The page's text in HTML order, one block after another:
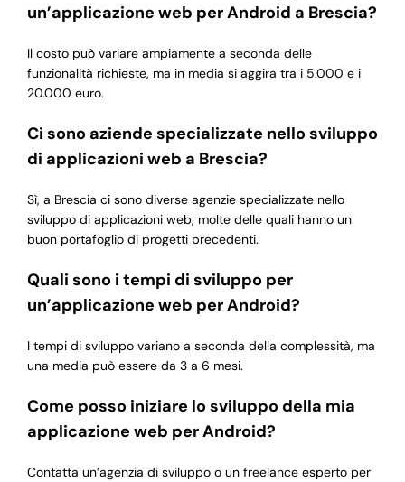
un’applicazione web per Android a Brescia?
Il costo può variare ampiamente a seconda delle
funzionalità richieste, ma in media si aggira tra i 5.000 e i
20.000 euro.
Ci sono aziende specializzate nello sviluppo
di applicazioni web a Brescia?
Sì, a Brescia ci sono diverse agenzie specializzate nello
sviluppo di applicazioni web, molte delle quali hanno un
buon portafoglio di progetti precedenti.
Quali sono i tempi di sviluppo per
un’applicazione web per Android?
I tempi di sviluppo variano a seconda della complessità, ma
una media può essere da 3 a 6 mesi.
Come posso iniziare lo sviluppo della mia
applicazione web per Android?
Contatta un’agenzia di sviluppo o un freelance esperto per